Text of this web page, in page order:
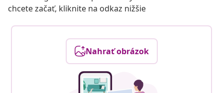
chcete začať, kliknite na odkaz nižšie
Nahrať obrázok